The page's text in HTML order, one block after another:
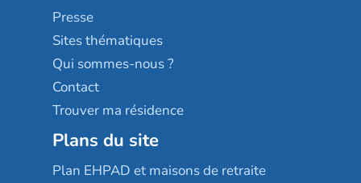
Sérénys
Résidences services Villa Médicis
Presse
Sites thématiques
Qui sommes-nous ?
Contact
Trouver ma résidence
Plans du site
Plan EHPAD et maisons de retraite